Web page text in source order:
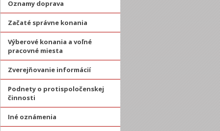
Oznamy doprava
Začaté správne konania
Výberové konania a voľné
pracovné miesta
Zverejňovanie informácií
Podnety o protispoločenskej
činnosti
Iné oznámenia